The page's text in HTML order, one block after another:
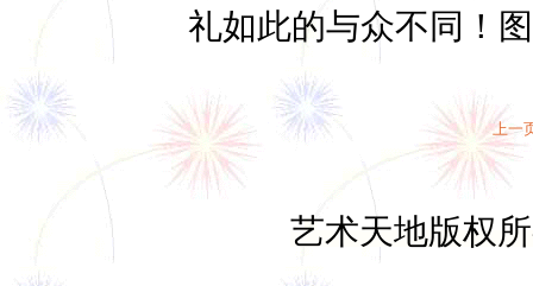
礼如此的与众不同！
上一
艺术天地版权